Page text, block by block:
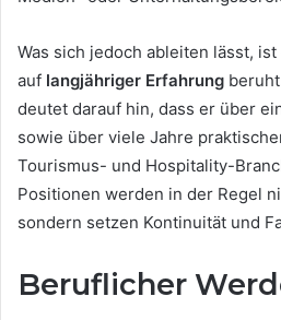
Was sich jedoch ableiten lässt,
auf langjähriger Erfahrung
deutet darauf hin, dass er über
sowie über viele Jahre
Tourismus- und Hospitality-
Positionen werden in der Regel
sondern setzen Kontinuität und
Beruflicher